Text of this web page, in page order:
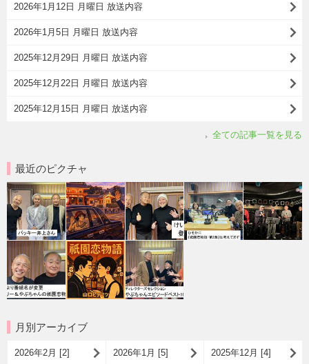
2026年1月12日 月曜日 放送内容
2026年1月5日 月曜日 放送内容
2025年12月29日 月曜日 放送内容
2025年12月22日 月曜日 放送内容
2025年12月15日 月曜日 放送内容
全ての記事一覧を見る
最近のピクチャ
月別アーカイブ
2026年2月 [2] 2026年1月 [5] 2025年12月 [4]